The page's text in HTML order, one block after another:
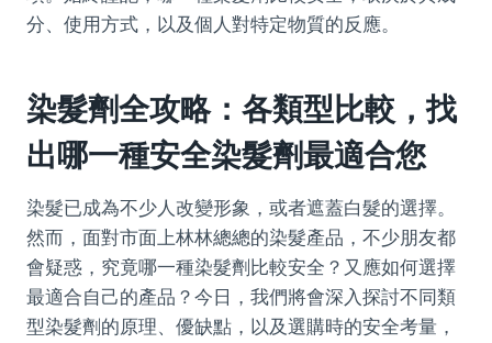
分、使用方式，以及個人對特定物質的反應。
染髮劑全攻略：各類型比較，找
出哪一種安全染髮劑最適合您
染髮已成為不少人改變形象，或者遮蓋白髮的選擇。
然而，面對市面上林林總總的染髮產品，不少朋友都
會疑惑，究竟哪一種染髮劑比較安全？又應如何選擇
最適合自己的產品？今日，我們將會深入探討不同類
型染髮劑的原理、優缺點，以及選購時的安全考量，